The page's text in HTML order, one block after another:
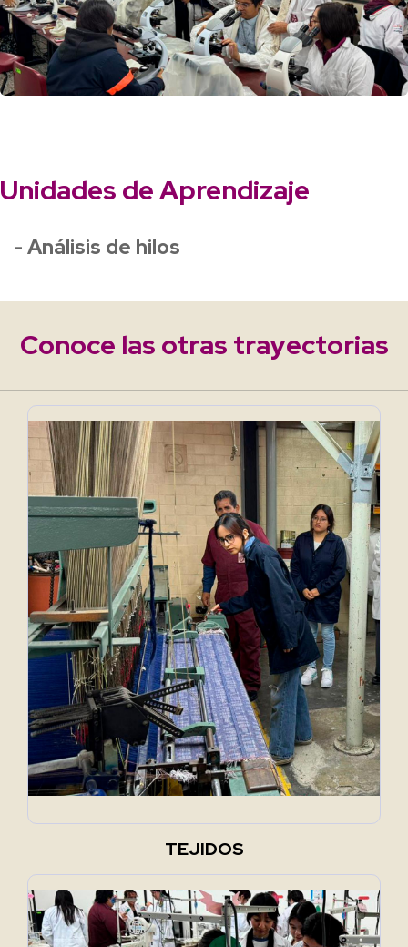
Unidades de Aprendizaje
- Análisis de hilos
Conoce las otras trayectorias
TEJIDOS